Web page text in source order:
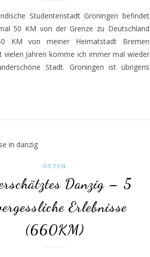
Studentenstadt Groningen befindet
50 KM von der Grenze zu Deutschland
KM von meiner Heimatstadt Bremen
vielen Jahren komme ich immer mal wieder
Stadt. Groningen ist übrigens
OSTEN
Danzig – 5
Erlebnisse
(660KM)